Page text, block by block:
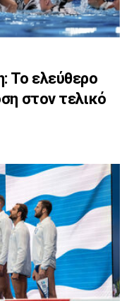
Μαδρίτης
Άρσεναλ
Το ελεύθερο
στον τελικό